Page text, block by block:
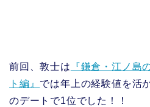
前回、敦士は
『鎌倉・江ノ島
ト編』 では年上の経験値を活
のデートで1位でした！！